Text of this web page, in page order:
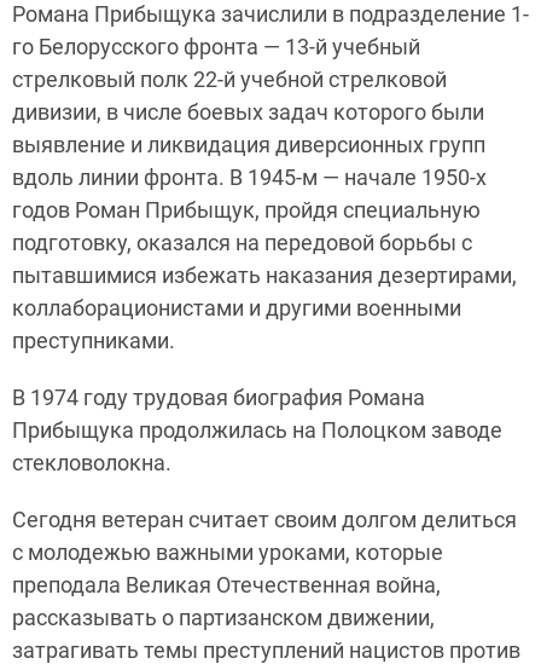
Романа Прибыщука зачислили в подразделение 1-
го Белорусского фронта — 13-й учебный
стрелковый полк 22-й учебной стрелковой
дивизии, в числе боевых задач которого были
выявление и ликвидация диверсионных групп
вдоль линии фронта. В 1945-м — начале 1950-х
годов Роман Прибыщук, пройдя специальную
подготовку, оказался на передовой борьбы с
пытавшимися избежать наказания дезертирами,
коллаборационистами и другими военными
преступниками.
В 1974 году трудовая биография Романа
Прибыщука продолжилась на Полоцком заводе
стекловолокна.
Сегодня ветеран считает своим долгом делиться
с молодежью важными уроками, которые
преподала Великая Отечественная война,
рассказывать о партизанском движении,
затрагивать темы преступлений нацистов против